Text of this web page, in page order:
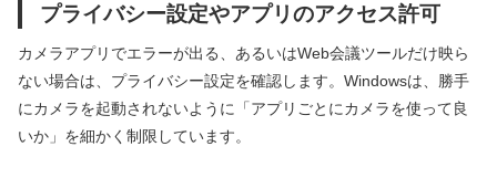
プライバシー設定やアプリのアクセス許可
カメラアプリでエラーが出る、あるいはWeb会議ツールだけ映ら
ない場合は、プライバシー設定を確認します。Windowsは、勝手
にカメラを起動されないように「アプリごとにカメラを使って良
いか」を細かく制限しています。